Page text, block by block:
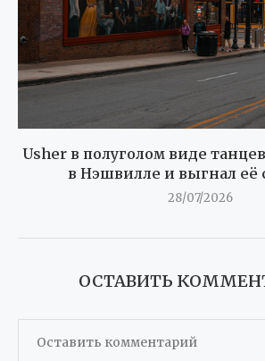
Usher в полуголом виде
в Нэшвилле и выгнал её
28/07/2026
ОСТАВИТЬ